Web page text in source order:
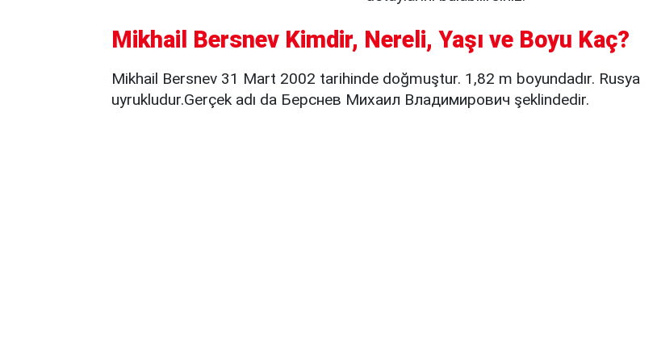
Mikhail Bersnev Kimdir, Nereli, Yaşı ve Boyu Kaç?
Mikhail Bersnev 31 Mart 2002 tarihinde doğmuştur. 1,82 m boyundadır. Rusya
uyrukludur.Gerçek adı da Берснев Михаил Владимирович şeklindedir.